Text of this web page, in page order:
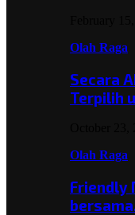
Olah Raga
Secara
Terpilih
Olah Raga
Friendly